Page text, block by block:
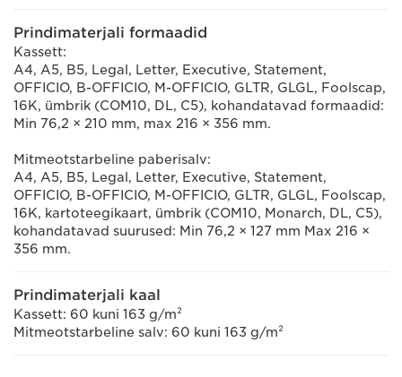
Prindimaterjali formaadid
Kassett:
A4, A5, B5, Legal, Letter, Executive, Statement,
OFFICIO, B-OFFICIO, M-OFFICIO, GLTR, GLGL, Foolscap,
16K, ümbrik (COM10, DL, C5), kohandatavad formaadid:
Min 76,2 × 210 mm, max 216 × 356 mm.
Mitmeotstarbeline paberisalv:
A4, A5, B5, Legal, Letter, Executive, Statement,
OFFICIO, B-OFFICIO, M-OFFICIO, GLTR, GLGL, Foolscap,
16K, kartoteegikaart, ümbrik (COM10, Monarch, DL, C5),
kohandatavad suurused: Min 76,2 × 127 mm Max 216 ×
356 mm.
Prindimaterjali kaal
Kassett: 60 kuni 163 g/m²
Mitmeotstarbeline salv: 60 kuni 163 g/m²